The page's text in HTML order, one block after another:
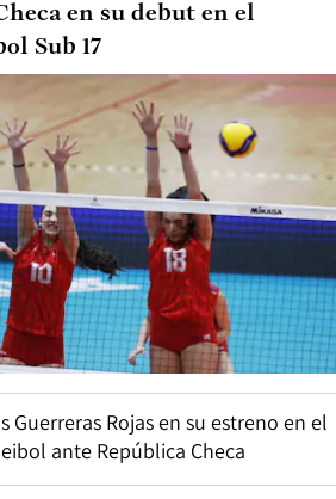
en su debut en el
Sub 17
Guerreras Rojas en su estreno en el
ante República Checa